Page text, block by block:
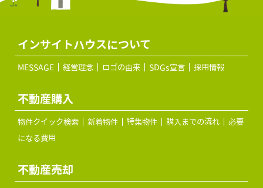
インサイトハウスについて
MESSAGE 経営理念 ロゴの由来 SDGs宣言 採用情報
不動産購入
物件クイック検索 新着物件 特集物件 購入までの流れ
必要
になる費用
不動産売却